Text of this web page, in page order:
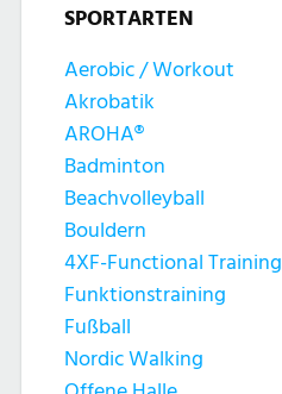
SPORTARTEN
Aerobic / Workout
Akrobatik
AROHA®
Badminton
Beachvolleyball
Bouldern
4XF-Functional Training
Funktionstraining
Fußball
Nordic Walking